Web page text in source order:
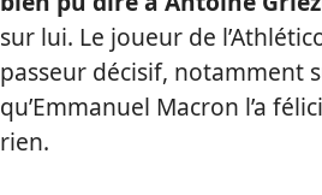
sur lui. Le joueur de
passeur décisif, notamment
qu’Emmanuel Macron l’a
rien.